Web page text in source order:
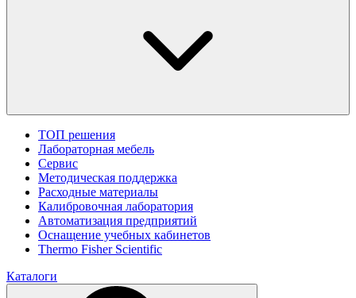
ТОП решения
Лабораторная мебель
Сервис
Методическая поддержка
Расходные материалы
Калибровочная лаборатория
Автоматизация предприятий
Оснащение учебных кабинетов
Thermo Fisher Scientific
Каталоги